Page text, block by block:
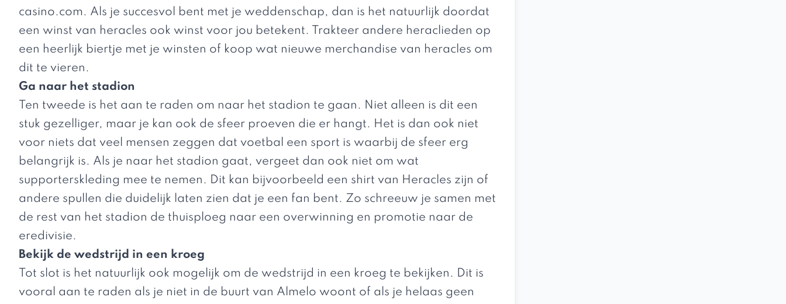
casino.com . Als je succesvol bent met je weddenschap, dan is het natuurlijk doordat
een winst van heracles ook winst voor jou betekent. Trakteer andere heraclieden op
een heerlijk biertje met je winsten of koop wat nieuwe merchandise van heracles om
dit te vieren.
Ga naar het stadion
Ten tweede is het aan te raden om naar het stadion te gaan. Niet alleen is dit een
stuk gezelliger, maar je kan ook de sfeer proeven die er hangt. Het is dan ook niet
voor niets dat veel mensen zeggen dat voetbal een sport is waarbij de sfeer erg
belangrijk is. Als je naar het stadion gaat, vergeet dan ook niet om wat
supporterskleding mee te nemen. Dit kan bijvoorbeeld een shirt van Heracles zijn of
andere spullen die duidelijk laten zien dat je een fan bent. Zo schreeuw je samen met
de rest van het stadion de thuisploeg naar een overwinning en promotie naar de
eredivisie.
Bekijk de wedstrijd in een kroeg
Tot slot is het natuurlijk ook mogelijk om de wedstrijd in een kroeg te bekijken. Dit is
vooral aan te raden als je niet in de buurt van Almelo woont of als je helaas geen